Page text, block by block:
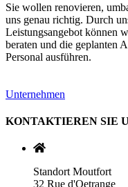
Sie wollen renovieren,
uns genau richtig. Durch
Leistungsangebot können
beraten und die geplanten
Personal ausführen.
Unternehmen
KONTAKTIEREN SIE
Standort Moutfort
32 Rue d'Oetrange